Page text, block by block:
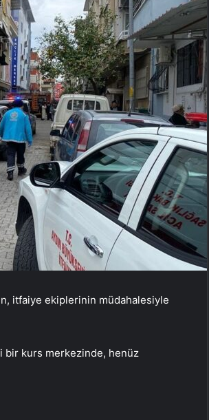
itfaiye ekiplerinin müdahalesiyle
bir kurs merkezinde, henüz